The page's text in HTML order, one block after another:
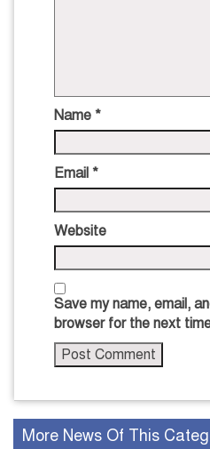
Name *
Email *
Website
Save my name, email,
browser for the next
More News Of This